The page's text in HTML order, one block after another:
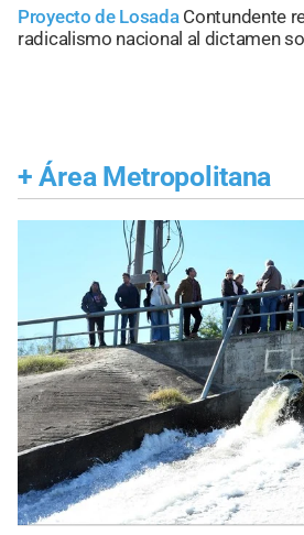
Proyecto de Losada Contundente
radicalismo nacional al dictamen
+ Área Metropolitana